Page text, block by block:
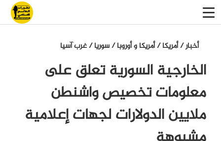
أخبار/أمريكا/أمريكا و أوروبا/سوريا/غرب آسيا
الخارجية السورية تعلق على
معلومات تخصيص واشنطن
ملايين الدولارات لجهات إعلامية